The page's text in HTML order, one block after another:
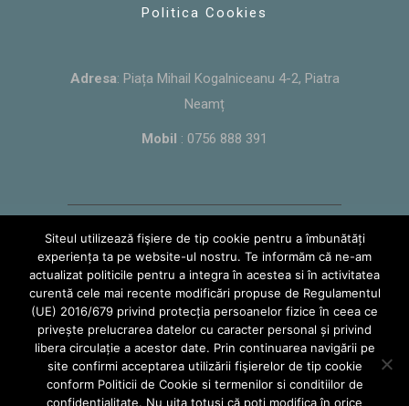
Politica Cookies
Adresa: Piața Mihail Kogalniceanu 4-2, Piatra
Neamț
Mobil : 0756 888 391
ACASA
POVESTEA NOASTRA
CADOURI
EVENIMENTE
FLORI
NATURALE
OCAZII
2020 @ Toate drepturile rezervate – ZHL
FLOWERS SRL. Creat deWolf Software
Siteul utilizează fişiere de tip cookie pentru a îmbunătăți
experiența ta pe website-ul nostru. Te informăm că ne-am
actualizat politicile pentru a integra în acestea si în activitatea
curentă cele mai recente modificări propuse de Regulamentul
(UE) 2016/679 privind protecția persoanelor fizice în ceea ce
privește prelucrarea datelor cu caracter personal și privind
libera circulație a acestor date. Prin continuarea navigării pe
site confirmi acceptarea utilizării fişierelor de tip cookie
conform Politicii de Cookie si termenilor si conditiilor de
confidentialitate. Nu uita totuși că poți modifica în orice